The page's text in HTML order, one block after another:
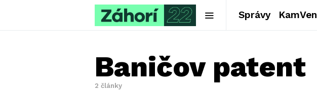
Správy KamVen
Baničov patent
2 články